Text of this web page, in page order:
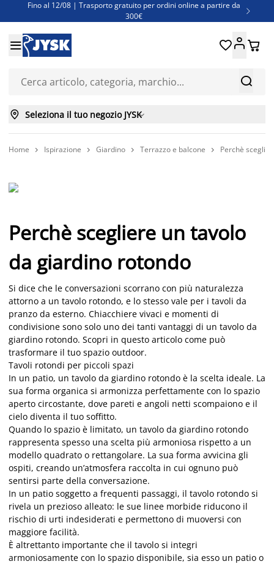
Fino al 12/08 | Trasporto gratuito per ordini online a partire da
300€

Super offerte d'estate | Oltre 1.500 articoli fino al 70%
Finanziamenti - Scegli il piano di rimborso più adatto a te


 
 Seleziona il tuo negozio JYSK
Home  Ispirazione  Giardino  Terrazzo e balcone  Perchè
Perchè scegliere un tavolo
da giardino rotondo
Si dice che le conversazioni scorrano con più naturalezza
attorno a un tavolo rotondo, e lo stesso vale per i tavoli da
pranzo da esterno. Chiacchiere vivaci e momenti di
condivisione sono solo uno dei tanti vantaggi di un tavolo da
giardino rotondo. Scopri in questo articolo come può
trasformare il tuo spazio outdoor.
Tavoli rotondi per piccoli spazi
In un patio, un tavolo da giardino rotondo è la scelta ideale. La
sua forma organica si armonizza perfettamente con lo spazio
aperto circostante, dove pareti e angoli netti scompaiono e il
cielo diventa il tuo soffitto.
Quando lo spazio è limitato, un tavolo da giardino rotondo
rappresenta spesso una scelta più armoniosa rispetto a un
modello quadrato o rettangolare. La sua forma avvicina gli
ospiti, creando un’atmosfera raccolta in cui ognuno può
sentirsi parte della conversazione.
In un patio soggetto a frequenti passaggi, il tavolo rotondo si
rivela un prezioso alleato: le sue linee morbide riducono il
rischio di urti indesiderati e permettono di muoversi con
maggiore facilità.
È altrettanto importante che il tavolo si integri
armoniosamente con lo spazio disponibile, sia esso un patio o